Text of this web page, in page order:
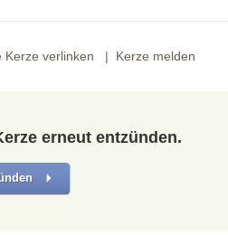
Kerze verlinken Kerze melden
erneut entzünden.